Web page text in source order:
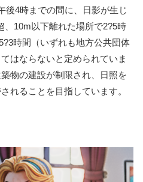
後4時までの間に、日影が生じ
、10m以下離れた場所で2?5時
時間（いずれも地方公共団体
はならないと定められていま
物の建設が制限され、日照を
れることを目指しています。